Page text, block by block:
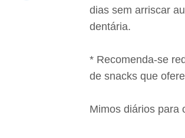
dias sem arriscar
dentária.
* Recomenda-se
de snacks que
Mimos diários para